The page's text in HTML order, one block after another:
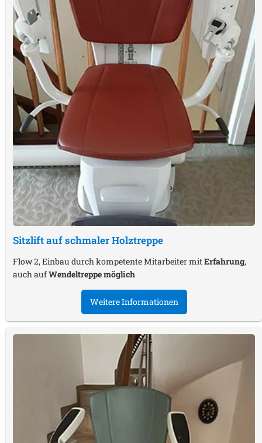
Sitzlift auf schmaler Holztreppe
Flow 2, Einbau durch kompetente Mitarbeiter mitErfahrung,
auch aufWendeltreppe möglich
Weitere Informationen